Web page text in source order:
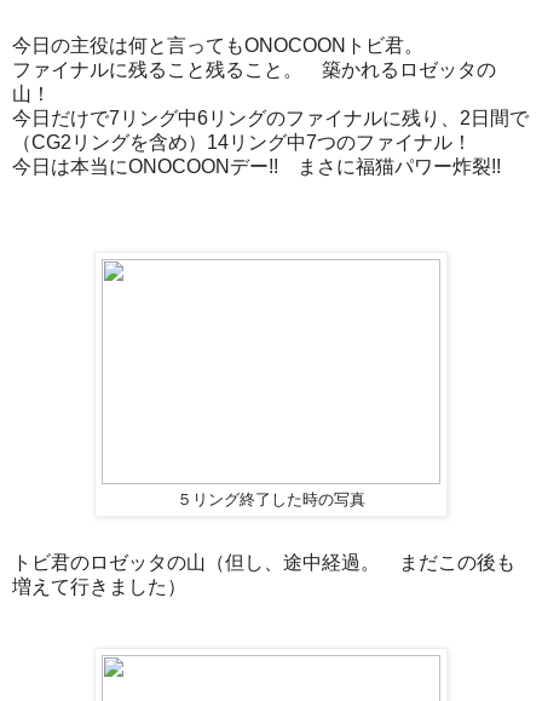
今日の主役は何と言ってもONOCOONトビ君。
ファイナルに残ること残ること。 築かれるロゼッタの
山！
今日だけで7リング中6リングのファイナルに残り、2日間で
（CG2リングを含め）14リング中7つのファイナル！
今日は本当にONOCOONデー!! まさに福猫パワー炸裂!!
５リング終了した時の写真
トビ君のロゼッタの山（但し、途中経過。 まだこの後も
増えて行きました）